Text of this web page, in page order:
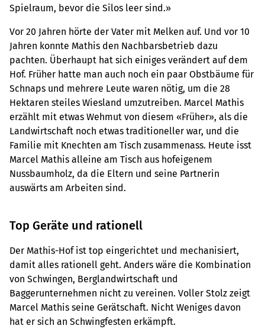
Spielraum, bevor die Silos leer sind.»
Vor 20 Jahren hörte der Vater mit Melken auf. Und vor 10
Jahren konnte Mathis den Nachbarsbetrieb dazu
pachten. Überhaupt hat sich einiges verändert auf dem
Hof. Früher hatte man auch noch ein paar Obstbäume für
Schnaps und mehrere Leute waren nötig, um die 28
Hektaren steiles Wiesland umzutreiben. Marcel Mathis
erzählt mit etwas Wehmut von diesem «Früher», als die
Landwirtschaft noch etwas traditioneller war, und die
Familie mit Knechten am Tisch zusammenass. Heute isst
Marcel Mathis alleine am Tisch aus hofeigenem
Nussbaumholz, da die Eltern und seine Partnerin
auswärts am Arbeiten sind.
Top Geräte und rationell
Der Mathis-Hof ist top eingerichtet und mechanisiert,
damit alles rationell geht. Anders wäre die Kombination
von Schwingen, Berglandwirtschaft und
Baggerunternehmen nicht zu vereinen. Voller Stolz zeigt
Marcel Mathis seine Gerätschaft. Nicht Weniges davon
hat er sich an Schwingfesten erkämpft.